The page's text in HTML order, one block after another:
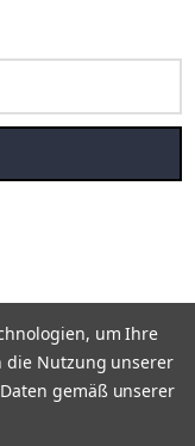
UG Impressum
-
um Ihre
die Nutzung unserer
gemäß unserer